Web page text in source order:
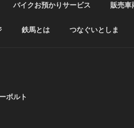
バイクお預かりサービス 販売車
鉄馬とは つなぐいとしま
ボルト